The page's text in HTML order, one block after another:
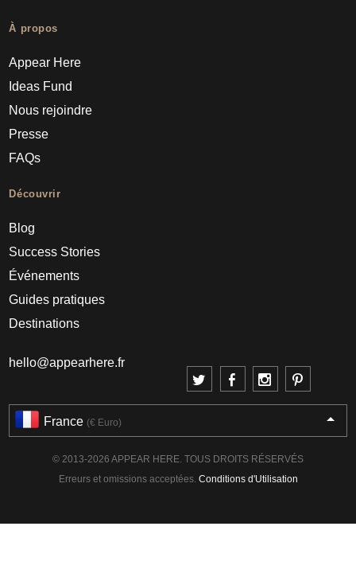
À propos
Appear Here
Ideas Fund
Nous rejoindre
Presse
FAQs
Découvrir
Blog
Success Stories
Événements
Guides pratiques
Destinations
hello@appearhere.fr
France (€ Euro)
© 2013-2026 APPEAR HERE. TOUS DROITS RÉSERVÉS
Erreurs et omissions acceptées. Conditions d'Utilisation